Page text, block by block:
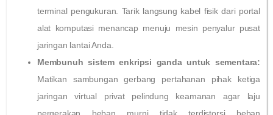
terminal pengukuran. Tarik langsung kabel fisik dari portal
alat komputasi menancap menuju mesin penyalur pusat
jaringan lantai Anda.
Membunuh sistem enkripsi ganda untuk sementara:
Matikan sambungan gerbang pertahanan pihak ketiga
jaringan virtual privat pelindung keamanan agar laju